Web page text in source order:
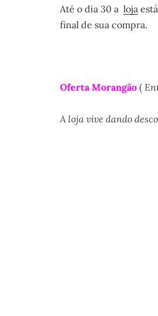
Até o dia 30 a loja
final de sua compra.
Oferta Morangão (
A loja vive dando